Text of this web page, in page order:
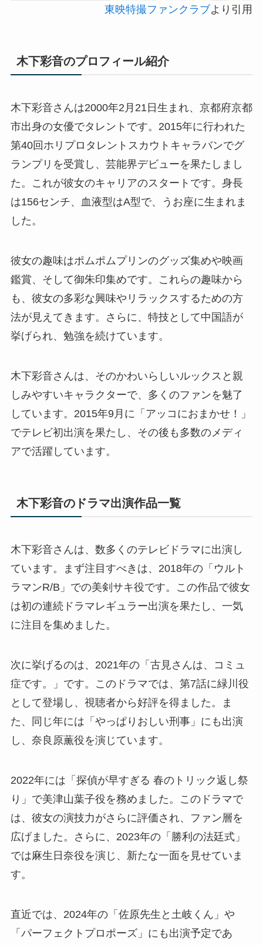
東映特撮ファンクラブより引用
木下彩音のプロフィール紹介
木下彩音さんは2000年2月21日生まれ、京都府京都
市出身の女優でタレントです。2015年に行われた
第40回ホリプロタレントスカウトキャラバンでグ
ランプリを受賞し、芸能界デビューを果たしまし
た。これが彼女のキャリアのスタートです。身長
は156センチ、血液型はA型で、うお座に生まれま
した。
彼女の趣味はポムポムプリンのグッズ集めや映画
鑑賞、そして御朱印集めです。これらの趣味から
も、彼女の多彩な興味やリラックスするための方
法が見えてきます。さらに、特技として中国語が
挙げられ、勉強を続けています。
木下彩音さんは、そのかわいらしいルックスと親
しみやすいキャラクターで、多くのファンを魅了
しています。2015年9月に「アッコにおまかせ！」
でテレビ初出演を果たし、その後も多数のメディ
アで活躍しています。
木下彩音のドラマ出演作品一覧
木下彩音さんは、数多くのテレビドラマに出演し
ています。まず注目すべきは、2018年の「ウルト
ラマンR/B」での美剣サキ役です。この作品で彼女
は初の連続ドラマレギュラー出演を果たし、一気
に注目を集めました。
次に挙げるのは、2021年の「古見さんは、コミュ
症です。」です。このドラマでは、第7話に緑川役
として登場し、視聴者から好評を得ました。ま
た、同じ年には「やっぱりおしい刑事」にも出演
し、奈良原薫役を演じています。
2022年には「探偵が早すぎる 春のトリック返し祭
り」で美津山葉子役を務めました。このドラマで
は、彼女の演技力がさらに評価され、ファン層を
広げました。さらに、2023年の「勝利の法廷式」
では麻生日奈役を演じ、新たな一面を見せていま
す。
直近では、2024年の「佐原先生と土岐くん」や
「パーフェクトプロポーズ」にも出演予定であ